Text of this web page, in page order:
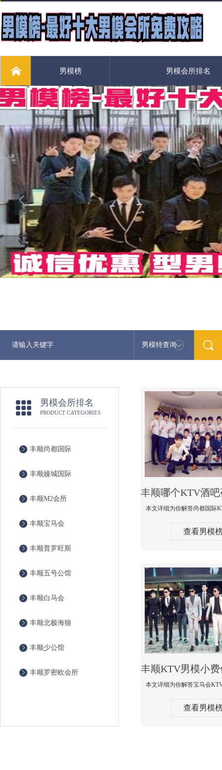
男模榜 男模会所排名
男模特查询
男模会所排名
PRODUCT CATEGORIES
丰顺尚都国际
丰顺嫚城国际
丰顺M2会所
丰顺宝马会
丰顺普罗旺斯
丰顺五号公馆
丰顺白马会
丰顺北极海狼
丰顺少公馆
丰顺罗密欧会所
查看男模
查看男模